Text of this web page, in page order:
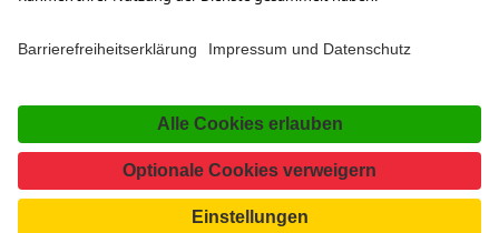
Das Unternehmen Jobs Meeting- und Kongresslocations
FacebookYouTubeSalzburgerLand
Magazin
Instagram
TikTokPinterestLinkedIn